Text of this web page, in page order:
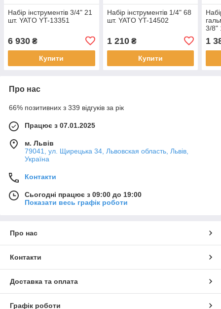
Набір інструментів 3/4" 21
шт. YATO YT-13351
6 930 ₴
Купити
Набір інструментів 1/4" 68
шт. YATO YT-14502
1 210₴
Купити
3/8"
1
Про нас
66% позитивних з 339 відгуків за рік
Працює з 07.01.2025
м. Львів
79041, ул. Щирецька 34, Львовская область, Львів,
Україна
Контакти
Сьогодні працює з 09:00 до 19:00
Показати весь графік роботи
Про нас
Контакти
Доставка та оплата
Графік роботи